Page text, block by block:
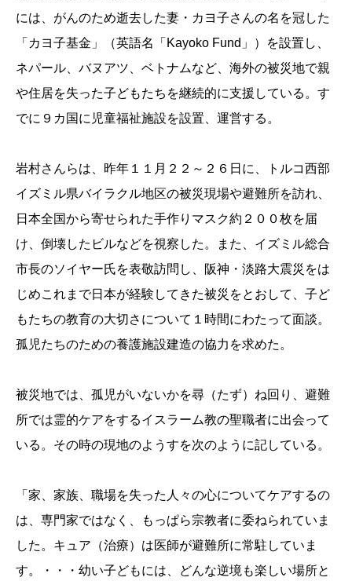
には、がんのため逝去した妻・カヨ子さんの名を冠した
「カヨ子基金」（英語名「Kayoko Fund」）を設置し、
ネパール、バヌアツ、ベトナムなど、海外の被災地で親
や住居を失った子どもたちを継続的に支援している。す
でに９カ国に児童福祉施設を設置、運営する。
岩村さんらは、昨年１１月２２～２６日に、トルコ西部
イズミル県バイラクル地区の被災現場や避難所を訪れ、
日本全国から寄せられた手作りマスク約２００枚を届
け、倒壊したビルなどを視察した。また、イズミル総合
市長のソイヤー氏を表敬訪問し、阪神・淡路大震災をは
じめこれまで日本が経験してきた被災をとおして、子ど
もたちの教育の大切さについて１時間にわたって面談。
孤児たちのための養護施設建造の協力を求めた。
被災地では、孤児がいないかを尋（たず）ね回り、避難
所では霊的ケアをするイスラーム教の聖職者に出会って
いる。その時の現地のようすを次のように記している。
「家、家族、職場を失った人々の心についてケアするの
は、専門家ではなく、もっぱら宗教者に委ねられていま
した。キュア（治療）は医師が避難所に常駐していま
す。・・・幼い子どもには、どんな逆境も楽しい場所と